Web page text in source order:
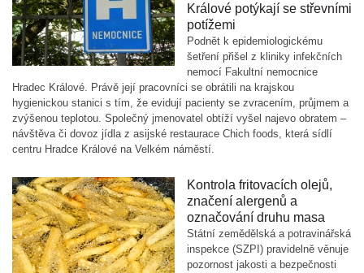
Králové potýkají se střevními
potížemi
Podnět k epidemiologickému
šetření přišel z kliniky infekčních
nemocí Fakultní nemocnice
Hradec Králové. Právě její pracovníci se obrátili na krajskou
hygienickou stanici s tím, že evidují pacienty se zvracením, průjmem a
zvýšenou teplotou. Společný jmenovatel obtíží vyšel najevo obratem –
návštěva či dovoz jídla z asijské restaurace Chich foods, která sídlí
centru Hradce Králové na Velkém náměstí.
Kontrola fritovacích olejů,
značení alergenů a
označování druhu masa
Státní zemědělská a potravinářská
inspekce (SZPI) pravidelně věnuje
pozornost jakosti a bezpečnosti